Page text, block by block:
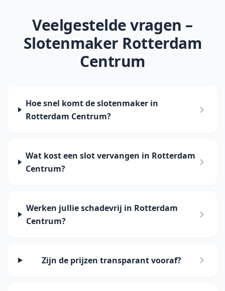
Veelgestelde vragen –
Slotenmaker Rotterdam
Centrum
Hoe snel komt de slotenmaker in
Rotterdam Centrum?
Wat kost een slot vervangen in Rotterdam
Centrum?
Werken jullie schadevrij in Rotterdam
Centrum?
Zijn de prijzen transparant vooraf?